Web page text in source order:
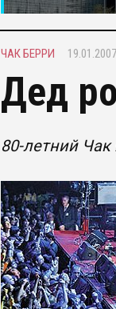
ЧАК БЕРРИ
Дед
80-летний